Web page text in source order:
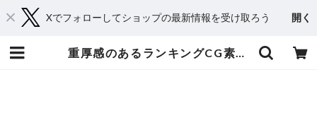
Xでフォローしてショップの最新情報を受け取ろう 開く
重厚感のあるランキングCG素材 10位〜1位 シルバー | てれそ